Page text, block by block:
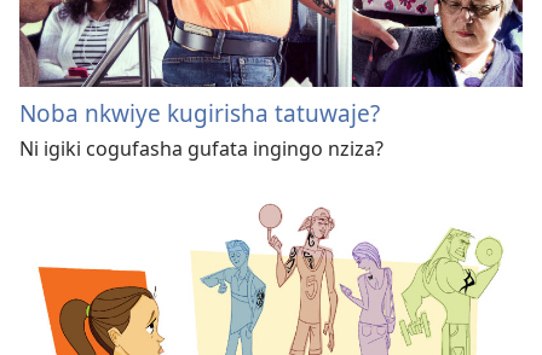
Noba nkwiye kugirisha tatuwaje?
Ni igiki cogufasha gufata ingingo nziza?